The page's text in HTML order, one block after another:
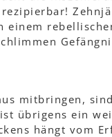
einem
mitbringen,
übrigens ein
hängt vom